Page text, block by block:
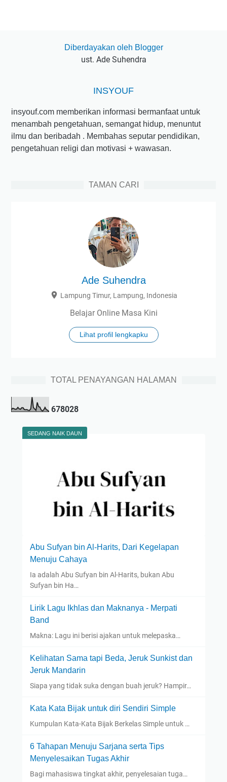
Diberdayakan oleh Blogger
ust. Ade Suhendra
INSYOUF
insyouf.com memberikan informasi bermanfaat untuk
menambah pengetahuan, semangat hidup, menuntut
ilmu dan beribadah . Membahas seputar pendidikan,
pengetahuan religi dan motivasi + wawasan.
TAMAN CARI
Ade Suhendra
Lampung Timur, Lampung, Indonesia
Belajar Online Masa Kini
Lihat profil lengkapku
TOTAL PENAYANGAN HALAMAN
678028
SEDANG NAIK DAUN
Abu Sufyan bin Al-Harits, Dari Kegelapan
Menuju Cahaya
Ia adalah Abu Sufyan bin Al-Harits, bukan Abu
Sufyan bin Ha…
Lirik Lagu Ikhlas dan Maknanya - Merpati
Band
Makna: Lagu ini berisi ajakan untuk melepaska…
Kelihatan Sama tapi Beda, Jeruk Sunkist dan
Jeruk Mandarin
Siapa yang tidak suka dengan buah jeruk? Hampir…
Kata Kata Bijak untuk diri Sendiri Simple
Kumpulan Kata-Kata Bijak Berkelas Simple untuk …
6 Tahapan Menuju Sarjana serta Tips
Menyelesaikan Tugas Akhir
Bagi mahasiswa tingkat akhir, penyelesaian tuga…